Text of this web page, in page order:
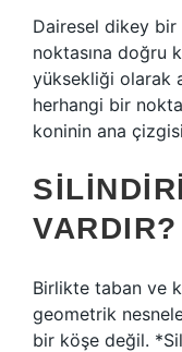
Dairesel dikey
noktasına doğru
yüksekliği olarak
herhangi bir
koninin ana
VARDIR?
Birlikte taban ve
geometrik
bir köşe değil.